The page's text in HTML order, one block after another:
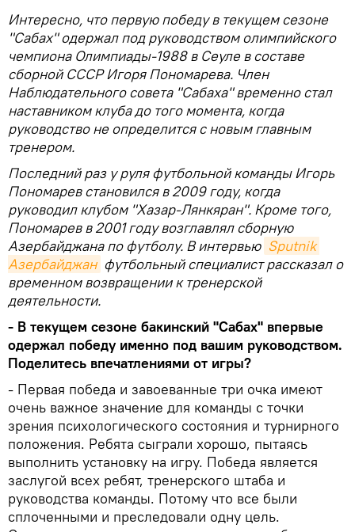
Интересно, что первую победу в текущем сезоне
"Сабах" одержал под руководством олимпийского
чемпиона Олимпиады-1988 в Сеуле в составе
сборной СССР Игоря Пономарева. Член
Наблюдательного совета "Сабаха" временно стал
наставником клуба до того момента, когда
руководство не определится с новым главным
тренером.
Последний раз у руля футбольной команды Игорь
Пономарев становился в 2009 году, когда
руководил клубом "Хазар-Лянкяран". Кроме того,
Пономарев в 2001 году возглавлял сборную
Азербайджана по футболу. В интервью Sputnik
Азербайджан футбольный специалист рассказал о
временном возвращении к тренерской
деятельности.
- В текущем сезоне бакинский "Сабах" впервые
одержал победу именно под вашим руководством.
Поделитесь впечатлениями от игры?
- Первая победа и завоеванные три очка имеют
очень важное значение для команды с точки
зрения психологического состояния и турнирного
положения. Ребята сыграли хорошо, пытаясь
выполнить установку на игру. Победа является
заслугой всех ребят, тренерского штаба и
руководства команды. Потому что все были
сплоченными и преследовали одну цель.